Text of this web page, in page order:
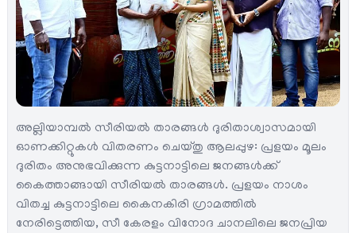
അല്ലിയാമ്പല്‍ സീരിയല്‍ താരങ്ങള്‍ ദുരിതാശ്വാസമായി
ഓണക്കിറ്റുകള്‍ വിതരണം ചെയ്തു ആലപ്പുഴ: പ്രളയം മൂലം
ദുരിതം അനുഭവിക്കുന്ന കുട്ടനാട്ടിലെ ജനങ്ങള്‍ക്ക്
കൈത്താങ്ങായി സീരിയല്‍ താരങ്ങള്‍. പ്രളയം നാശം
വിതച്ച കുട്ടനാട്ടിലെ കൈനകിരി ഗ്രാമത്തില്‍
നേരിട്ടെത്തിയ, സീ കേരളം വിനോദ ചാനലിലെ ജനപ്രിയ